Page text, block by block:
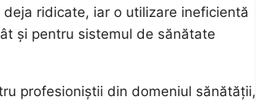
ridicate, iar o utilizare ineficientă
și pentru sistemul de sănătate
profesioniștii din domeniul sănătății,